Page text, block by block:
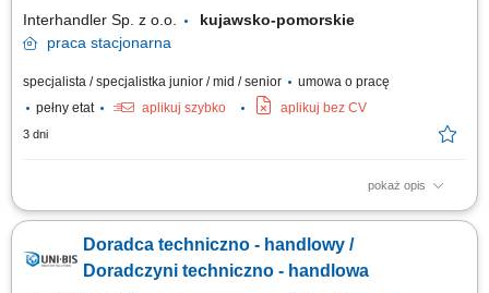
Interhandler Sp. z o.o.
kujawsko-pomorskie
praca stacjonarna
specjalista / specjalistka junior / mid / senior
umowa o pracę
pełny etat
aplikuj szybko aplikuj bez CV
3 dni
pokaż opis
Twoje zadania: Sprzedaż osprzętu, opon i gąsienic, umów serwisowych,
klientów oraz rozwijanie współpracy z obecnymi partnerami biznesowymi.
Doradztwo techniczne i wsparcie klientów w doborze najlepszych
Doradca techniczno - handlowy /
Doradczyni techniczno - handlowa